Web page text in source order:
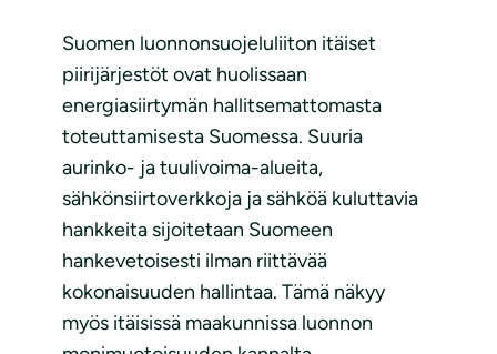
Suomen luonnonsuojeluliiton itäiset
piirijärjestöt ovat huolissaan
energiasiirtymän hallitsemattomasta
toteuttamisesta Suomessa. Suuria
aurinko- ja tuulivoima-alueita,
sähkönsiirtoverkkoja ja sähköä kuluttavia
hankkeita sijoitetaan Suomeen
hankevetoisesti ilman riittävää
kokonaisuuden hallintaa. Tämä näkyy
myös itäisissä maakunnissa luonnon